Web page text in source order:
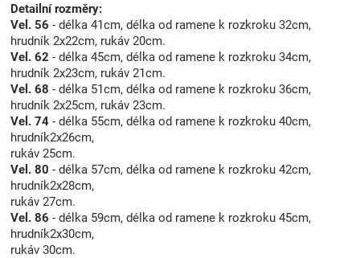
Detailní rozměry:
Vel. 56 - délka 41cm, délka od ramene k rozkroku 32cm,
hrudník 2x22cm, rukáv 20cm.
Vel. 62 - délka 45cm, délka od ramene k rozkroku 34cm,
hrudník 2x23cm, rukáv 21cm.
Vel. 68 - délka 51cm, délka od ramene k rozkroku 36cm,
hrudník 2x25cm, rukáv 23cm.
Vel. 74 - délka 55cm, délka od ramene k rozkroku 40cm,
hrudník2x26cm,
rukáv 25cm.
Vel. 80 - délka 57cm, délka od ramene k rozkroku 42cm,
hrudník2x28cm,
rukáv 27cm.
Vel. 86 - délka 59cm, délka od ramene k rozkroku 45cm,
hrudník2x30cm,
rukáv 30cm.